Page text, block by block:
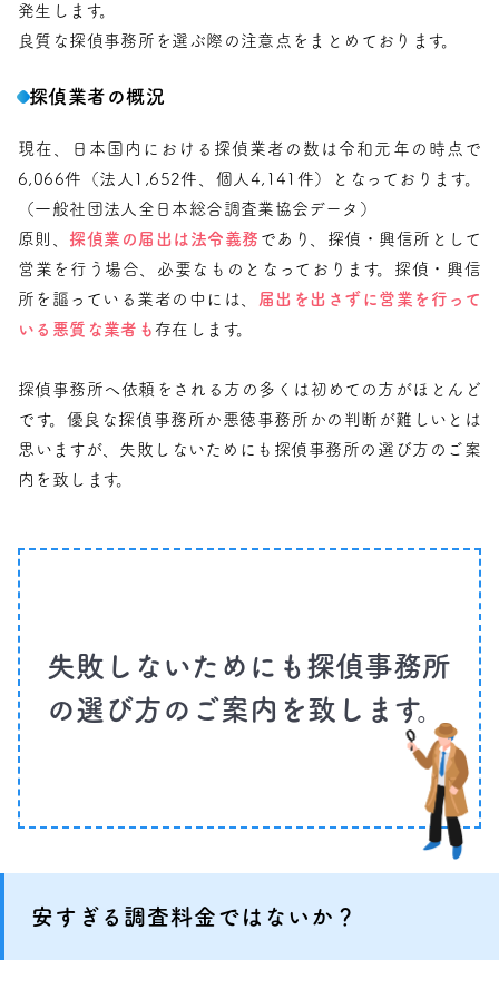
発生します。
良質な探偵事務所を選ぶ際の注意点をまとめております。
探偵業者の概況
現在、日本国内における探偵業者の数は令和元年の時点で
6,066件（法人1,652件、個人4,141件）となっております。
（一般社団法人全日本総合調査業協会データ）
原則、 探偵業の届出は法令義務 であり、探偵・興信所として
営業を行う場合、必要なものとなっております。探偵・興信
所を謳っている業者の中には、
届出を出さずに営業を行って
いる悪質な業者も 存在します。
探偵事務所へ依頼をされる方の多くは初めての方がほとんど
です。優良な探偵事務所か悪徳事務所かの判断が難しいとは
思いますが、失敗しないためにも探偵事務所の選び方のご案
内を致します。
失敗しないためにも探偵事務所
の選び方のご案内を致します。
安すぎる調査料金ではないか？